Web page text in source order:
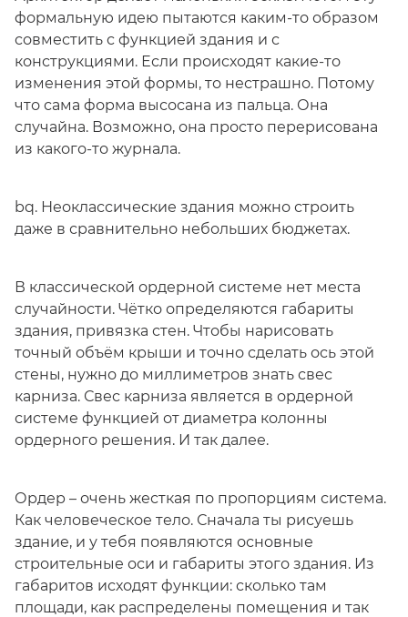
формальную идею пытаются каким-то образом
совместить с функцией здания и с
конструкциями. Если происходят какие-то
изменения этой формы, то нестрашно. Потому
что сама форма высосана из пальца. Она
случайна. Возможно, она просто перерисована
из какого-то журнала.
bq. Неоклассические здания можно строить
даже в сравнительно небольших бюджетах.
В классической ордерной системе нет места
случайности. Чётко определяются габариты
здания, привязка стен. Чтобы нарисовать
точный объём крыши и точно сделать ось этой
стены, нужно до миллиметров знать свес
карниза. Свес карниза является в ордерной
системе функцией от диаметра колонны
ордерного решения. И так далее.
Ордер – очень жесткая по пропорциям система.
Как человеческое тело. Сначала ты рисуешь
здание, и у тебя появляются основные
строительные оси и габариты этого здания. Из
габаритов исходят функции: сколько там
площади, как распределены помещения и так